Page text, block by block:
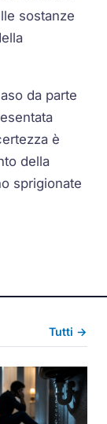
sostanze
da parte
è
della
sprigionate
Tutti →